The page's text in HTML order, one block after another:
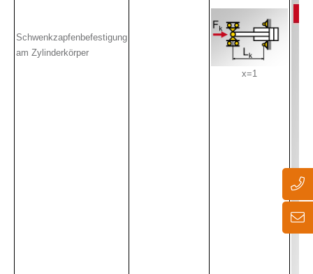
Schwenkzapfenbefestigung
am Zylinderkörper
x=1